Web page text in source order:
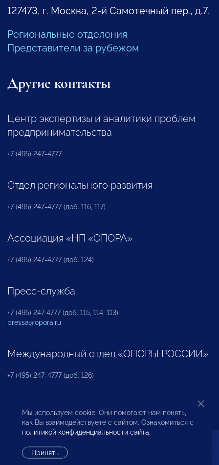
127473, г. Москва, 2-й Самотечный пер., д.7.
Региональные отделения
Представители за рубежом
Другие контакты
Центр экспертизы и аналитики проблем
предпринимательства
+7 (495) 247-4777
Отдел регионального развития
+7 (495) 247-4777 (доб. 116, 117)
Ассоциация «НП «ОПОРА»
+7 (495) 247-4777 (доб. 124)
Пресс-служба
+7 (495) 247 4777 (доб. 115, 114, 113)
pressa@opora.ru
Международный отдел «ОПОРЫ РОССИИ»
+7 (495) 247-4777 (доб. 126)
Бюро по защите прав предпринимателей и
инвесторов
Мы используем cookie. Они помогают нам понять,
как Вы взаимодействуете с сайтом. Ознакомиться с
политикой конфиденциальности сайта.
Принять